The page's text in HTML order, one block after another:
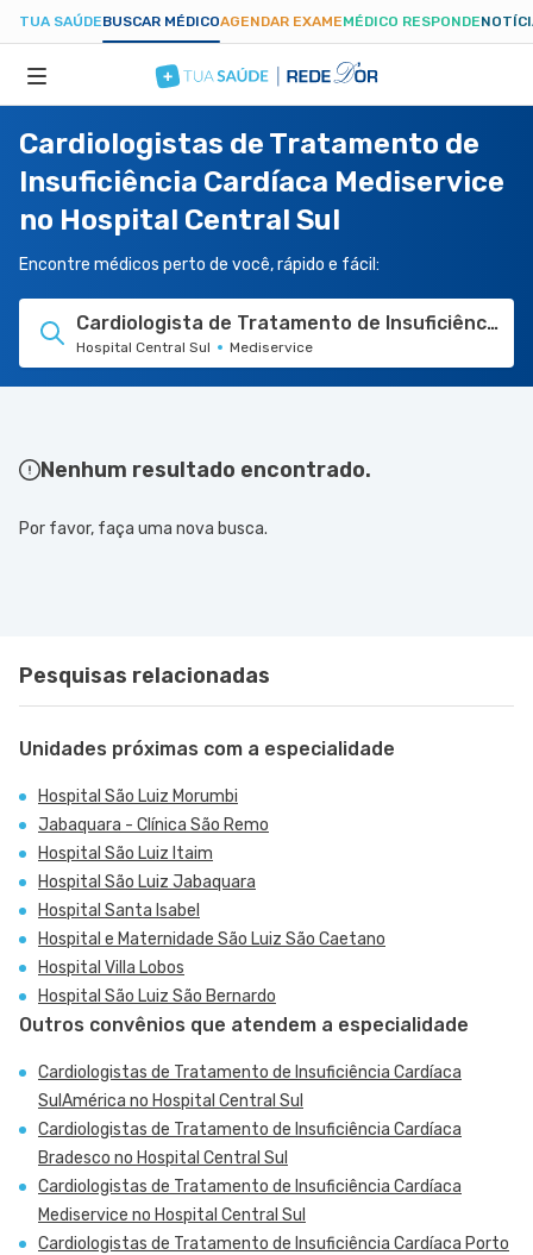
TUA SAÚDEBUSCAR MÉDICOAGENDAR EXAMEMÉDICO RESPONDE
ESPECIALIDADES
HOSPITAIS
TUASAUDE.COM
Cardiologistas de Tratamento de
Insuficiência Cardíaca Mediservice
no Hospital Central Sul
Encontre médicos perto de você, rápido e fácil:
Cardiologista de Tratamento de Insuficiência
Hospital Central Sul Mediservice
Nenhum resultado encontrado.
Por favor, faça uma nova busca.
Pesquisas relacionadas
Unidades próximas com a especialidade
Hospital São Luiz Morumbi
Jabaquara - Clínica São Remo
Hospital São Luiz Itaim
Hospital São Luiz Jabaquara
Hospital Santa Isabel
Hospital e Maternidade São Luiz São Caetano
Hospital Villa Lobos
Hospital São Luiz São Bernardo
Outros convênios que atendem a especialidade
Cardiologistas de Tratamento de Insuficiência Cardíaca
SulAmérica no Hospital Central Sul
Cardiologistas de Tratamento de Insuficiência Cardíaca
Bradesco no Hospital Central Sul
Cardiologistas de Tratamento de Insuficiência Cardíaca
Mediservice no Hospital Central Sul
Cardiologistas de Tratamento de Insuficiência Cardíaca Porto